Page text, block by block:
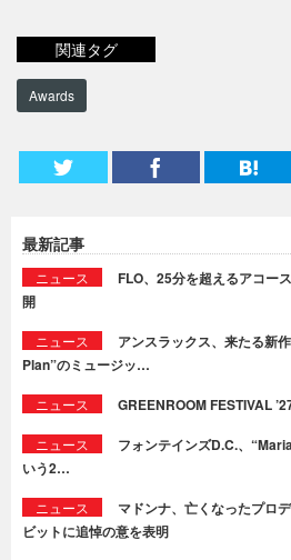
関連タグ
Awards
最新記事
ニュース
FLO、25分を超えるアコー
開
ニュース
アンスラックス、来たる新
Plan”のミュージッ…
ニュース GREENROOM FESTIVAL
ニュース
フォンテインズD.C.、
いう2…
ニュース
マドンナ、亡くなったプロ
ビットに追悼の意を表明